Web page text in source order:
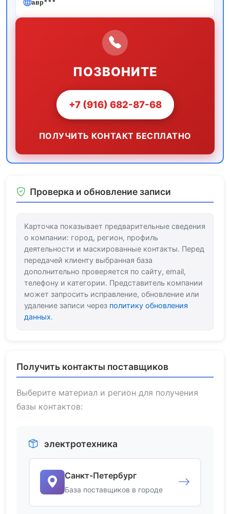
авр***
ПОЗВОНИТЕ
+7 (916) 682-87-68
ПОЛУЧИТЬ КОНТАКТ БЕСПЛАТНО
Проверка и обновление записи
Карточка показывает предварительные сведения
о компании: город, регион, профиль
деятельности и маскированные контакты. Перед
передачей клиенту выбранная база
дополнительно проверяется по сайту, email,
телефону и категории. Представитель компании
может запросить исправление, обновление или
удаление записи через политику обновления
данных.
Получить контакты поставщиков
Выберите материал и регион для получения
базы контактов:
электротехника
Санкт-Петербург
База поставщиков в городе